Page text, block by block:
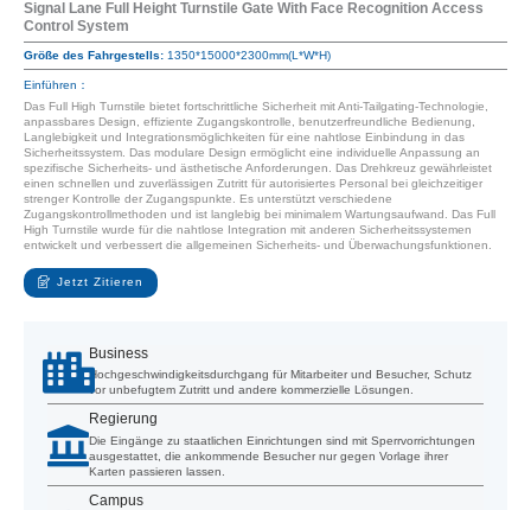
Signal Lane Full Height Turnstile Gate With Face Recognition Access
Control System
Größe des Fahrgestells: 1350*15000*2300mm(L*W*H)
Einführen：
Das Full High Turnstile bietet fortschrittliche Sicherheit mit Anti-Tailgating-Technologie,
anpassbares Design, effiziente Zugangskontrolle, benutzerfreundliche Bedienung,
Langlebigkeit und Integrationsmöglichkeiten für eine nahtlose Einbindung in das
Sicherheitssystem. Das modulare Design ermöglicht eine individuelle Anpassung an
spezifische Sicherheits- und ästhetische Anforderungen. Das Drehkreuz gewährleistet
einen schnellen und zuverlässigen Zutritt für autorisiertes Personal bei gleichzeitiger
strenger Kontrolle der Zugangspunkte. Es unterstützt verschiedene
Zugangskontrollmethoden und ist langlebig bei minimalem Wartungsaufwand. Das Full
High Turnstile wurde für die nahtlose Integration mit anderen Sicherheitssystemen
entwickelt und verbessert die allgemeinen Sicherheits- und Überwachungsfunktionen.
Jetzt Zitieren
Business
Hochgeschwindigkeitsdurchgang für Mitarbeiter und Besucher, Schutz
vor unbefugtem Zutritt und andere kommerzielle Lösungen.
Regierung
Die Eingänge zu staatlichen Einrichtungen sind mit Sperrvorrichtungen
ausgestattet, die ankommende Besucher nur gegen Vorlage ihrer
Karten passieren lassen.
Campus